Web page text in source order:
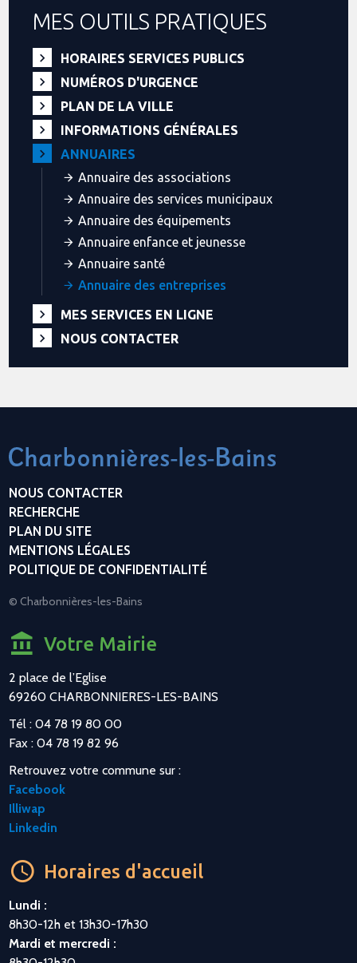
MES OUTILS PRATIQUES
HORAIRES SERVICES PUBLICS
NUMÉROS D'URGENCE
PLAN DE LA VILLE
INFORMATIONS GÉNÉRALES
ANNUAIRES
Annuaire des associations
Annuaire des services municipaux
Annuaire des équipements
Annuaire enfance et jeunesse
Annuaire santé
Annuaire des entreprises
MES SERVICES EN LIGNE
NOUS CONTACTER
NOUS CONTACTER
RECHERCHE
PLAN DU SITE
MENTIONS LÉGALES
POLITIQUE DE CONFIDENTIALITÉ
© Charbonnières-les-Bains
Votre Mairie
2 place de l’Eglise
69260 CHARBONNIERES-LES-BAINS
Tél : 04 78 19 80 00
Fax : 04 78 19 82 96
Retrouvez votre commune sur :
Facebook
Illiwap
Linkedin
Horaires d'accueil
Lundi :
8h30-12h et 13h30-17h30
Mardi et mercredi :